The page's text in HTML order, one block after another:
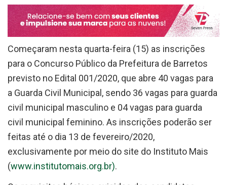
Começaram nesta quarta-feira (15) as inscrições
para o Concurso Público da Prefeitura de Barretos
previsto no Edital 001/2020, que abre 40 vagas para
a Guarda Civil Municipal, sendo 36 vagas para guarda
civil municipal masculino e 04 vagas para guarda
civil municipal feminino. As inscrições poderão ser
feitas até o dia 13 de fevereiro/2020,
exclusivamente por meio do site do Instituto Mais
(www.institutomais.org.br).